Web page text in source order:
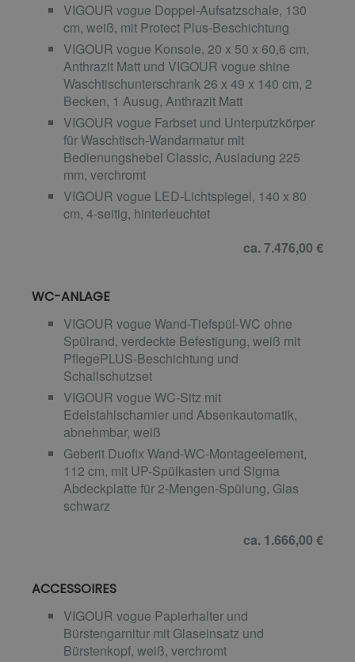
VIGOUR vogue Doppel-Aufsatzschale, 130
cm, weiß, mit Protect Plus-Beschichtung
VIGOUR vogue Konsole, 20 x 50 x 60,6 cm,
Anthrazit Matt und VIGOUR vogue shine
Waschtischunterschrank 26 x 49 x 140 cm, 2
Becken, 1 Ausug, Anthrazit Matt
VIGOUR vogue Farbset und Unterputzkörper
für Waschtisch-Wandarmatur mit
Bedienungshebel Classic, Ausladung 225
mm, verchromt
VIGOUR vogue LED-Lichtspiegel, 140 x 80
cm, 4-seitig, hinterleuchtet
ca. 7.476,00 €
WC-ANLAGE
VIGOUR vogue Wand-Tiefspül-WC ohne
Spülrand, verdeckte Befestigung, weiß mit
PflegePLUS-Beschichtung und
Schallschutzset
VIGOUR vogue WC-Sitz mit
Edelstahlscharnier und Absenkautomatik,
abnehmbar, weiß
Geberit Duofix Wand-WC-Montageelement,
112 cm, mit UP-Spülkasten und Sigma
Abdeckplatte für 2-Mengen-Spülung, Glas
schwarz
ca. 1.666,00 €
ACCESSOIRES
VIGOUR vogue Papierhalter und
Bürstengarnitur mit Glaseinsatz und
Bürstenkopf, weiß, verchromt